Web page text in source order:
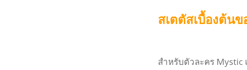
สเตตัสเบื้องต้น
สำหรับตัวละคร Mystic